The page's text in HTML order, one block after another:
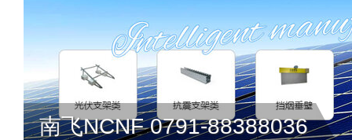
南飞NCNF 0791-88388036